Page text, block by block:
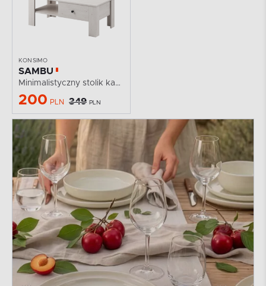
KONSIMO
SAMBU
Minimalistyczny stolik kawowy wzór drewna biały
200 PLN 349 PLN